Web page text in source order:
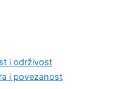
i održivost
i povezanost